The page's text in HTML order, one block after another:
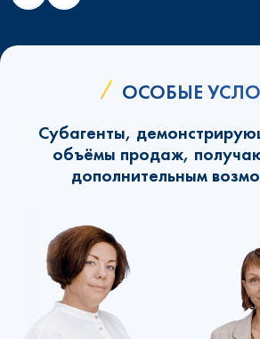
ОСОБЫЕ
Субагенты,
объёмы продаж,
дополнительным